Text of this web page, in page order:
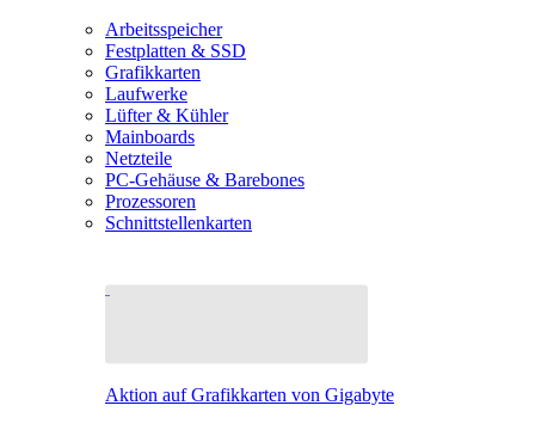
Arbeitsspeicher
Festplatten & SSD
Grafikkarten
Laufwerke
Lüfter & Kühler
Mainboards
Netzteile
PC-Gehäuse & Barebones
Prozessoren
Schnittstellenkarten
Aktion auf Grafikkarten von Gigabyte